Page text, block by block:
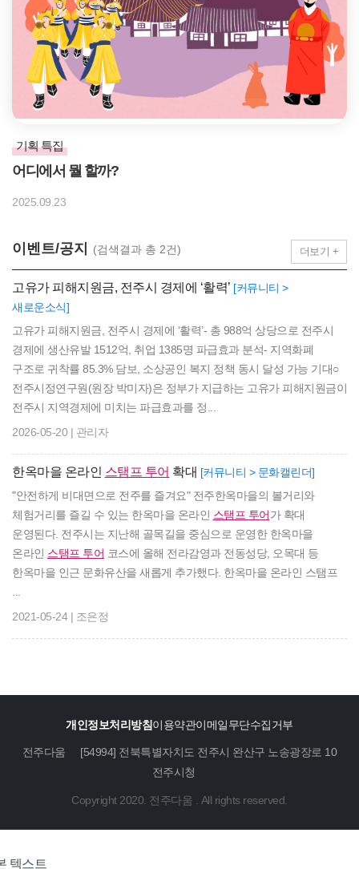
기획 특집
어디에서 뭘 할까?
2025.09.23
이벤트/공지 (검색결과 총 2건) 더보기 +
고유가 피해지원금, 전주시 경제에 ‘활력’ [커뮤니티 >
새로운소식]
고유가 피해지원금, 전주시 경제에 ‘활력’- 총 988억 상당으로 전주시
경제에 생산유발 1512억, 취업 1385명 파급효과 분석- 지역화폐
구조로 귀착률 85.3% 담보, 소상공인 복지 정책 동시 달성 가능 기대○
전주시정연구원(원장 박미자)은 정부가 지급하는 고유가 피해지원금이
전주시 지역경제에 미치는 파급효과를 정...
2026-05-20 | 관리자
한옥마을 온라인 스탬프 투어 확대 [커뮤니티 > 문화캘린더]
"안전하게 비대면으로 전주를 즐겨요" 전주한옥마을의 볼거리와
체험거리를 즐길 수 있는 한옥마을 온라인 스탬프 투어가 확대
운영된다. 전주시는 지난해 골목길을 중심으로 운영한 한옥마을
온라인 스탬프 투어 코스에 올해 전라감영과 전동성당, 오목대 등
한옥마을 인근 문화유산을 새롭게 추가했다. 한옥마을 온라인 스탬프
2021-05-24 | 조은정
개인정보처리방침이용약관이메일무단수집거부
전주다움
[54994] 전북특별자치도 전주시 완산구 노송광장로 10
전주시청
Copyright 2020. 전주다움 . All rights reserved.
텍스트